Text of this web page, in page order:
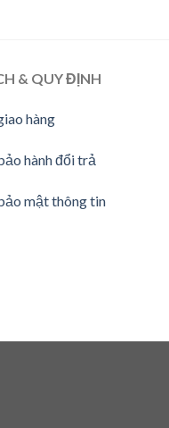
& QUY ĐỊNH
hàng
hành đổi trả
mật thông tin